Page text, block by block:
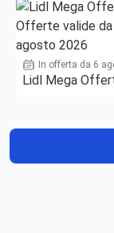
In offerta da 6
Lidl Mega